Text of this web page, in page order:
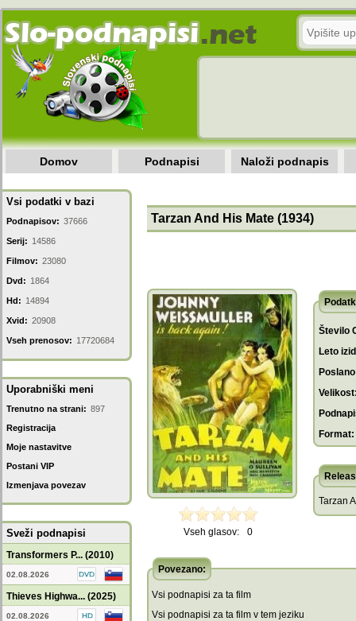
Domov Podnapisi Naloži podnapis
Vsi podatki v bazi
Podnapisov: 37666
Serij: 14586
Filmov: 23080
Dvd: 1864
Hd: 14894
Xvid: 20908
Vseh prenosov: 17720684
Uporabniški meni
Trenutno na strani: 897
Registracija
Moje nastavitve
Postani VIP
Izmenjava povezav
Sveži podnapisi
Transformers P... (2010)
02.08.2026
Thieves Highwa... (2025)
02.08.2026
Tarzan And His Mate (1934)
Vseh glasov: 0
Število
Leto
Format:
Tarzan
Povezano:
Vsi podnapisi za ta film
Vsi podnapisi za ta film v tem jeziku